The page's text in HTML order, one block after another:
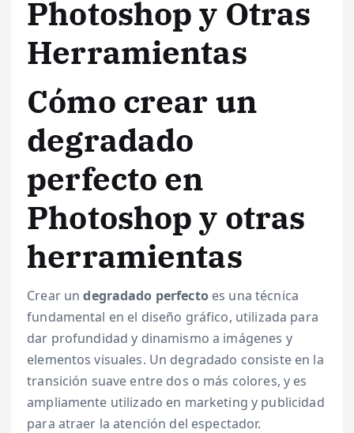
Photoshop y Otras
Herramientas
Cómo crear un
degradado
perfecto en
Photoshop y otras
herramientas
Crear undegradado perfectoes una técnica
fundamental en el diseño gráfico, utilizada para
dar profundidad y dinamismo a imágenes y
elementos visuales. Un degradado consiste en la
transición suave entre dos o más colores, y es
ampliamente utilizado en marketing y publicidad
para atraer la atención del espectador.